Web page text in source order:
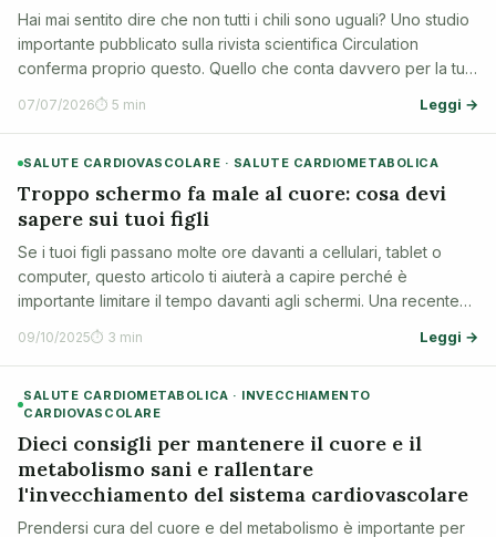
Hai mai sentito dire che non tutti i chili sono uguali? Uno studio
importante pubblicato sulla rivista scientifica Circulation
conferma proprio questo. Quello che conta davvero per la tua
salute cardiometabolica (cioè la salute combinata di cuore,
vasi sanguig…
07/07/2026⏱ 5 min Leggi →
SALUTE CARDIOVASCOLARE · SALUTE CARDIOMETABOLICA
Troppo schermo fa male al cuore: cosa devi
sapere sui tuoi figli
Se i tuoi figli passano molte ore davanti a cellulari, tablet o
computer, questo articolo ti aiuterà a capire perché è
importante limitare il tempo davanti agli schermi. Una recente
ricerca ha scoperto che l'uso eccessivo di dispositivi digitali
può influire s…
09/10/2025⏱ 3 min Leggi →
SALUTE CARDIOMETABOLICA · INVECCHIAMENTO
CARDIOVASCOLARE
Dieci consigli per mantenere il cuore e il
metabolismo sani e rallentare
l'invecchiamento del sistema cardiovascolare
Prendersi cura del cuore e del metabolismo è importante per